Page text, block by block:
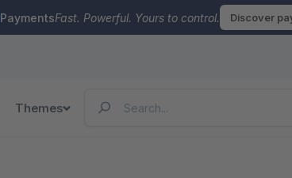
PaymentsFast. Powerful. Yours to control. Discover
Themes